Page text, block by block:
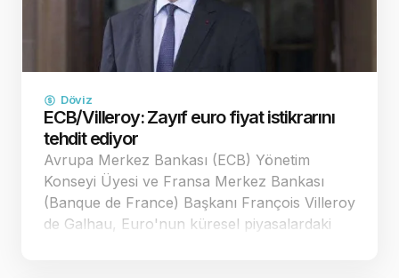
Döviz
ECB/Villeroy: Zayıf euro fiyat istikrarını
tehdit ediyor
Avrupa Merkez Bankası (ECB) Yönetim
Konseyi Üyesi ve Fransa Merkez Bankası
(Banque de France) Başkanı François Villeroy
de Galhau, Euro'nun küresel piyasalardaki